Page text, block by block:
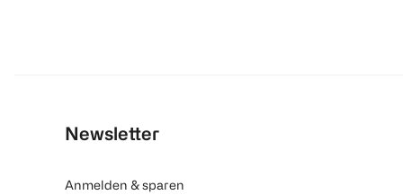
Newsletter
Anmelden & sparen